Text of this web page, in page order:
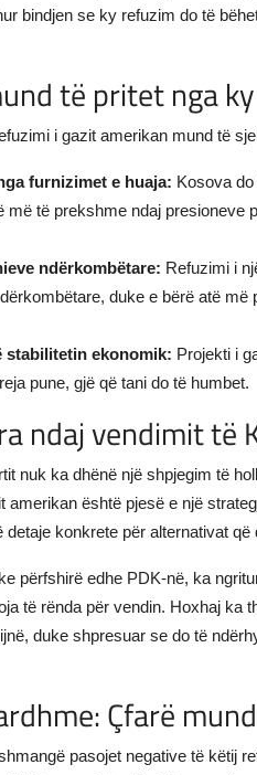
bindjen se ky refuzim do të
të pritet nga
i gazit amerikan mund të
furnizimet e huaja: Kosova
më të prekshme ndaj presioneve
ndërkombëtare: Refuzimi i
duke e bërë atë më
stabilitetin ekonomik: Projekti i
pune, gjë që tani do të humbet.
ndaj vendimit të
nuk ka dhënë një shpjegim të
amerikan është pjesë e një
detaje konkrete për alternativat
përfshirë edhe PDK-në, ka
të rënda për vendin. Hoxhaj ka
duke shpresuar se do të
Çfarë
pasojet negative të këtij